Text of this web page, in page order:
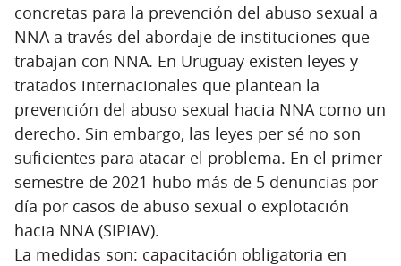
concretas para la prevención del abuso sexual a
NNA a través del abordaje de instituciones que
trabajan con NNA. En Uruguay existen leyes y
tratados internacionales que plantean la
prevención del abuso sexual hacia NNA como un
derecho. Sin embargo, las leyes per sé no son
suficientes para atacar el problema. En el primer
semestre de 2021 hubo más de 5 denuncias por
día por casos de abuso sexual o explotación
hacia NNA (SIPIAV).
La medidas son: capacitación obligatoria en